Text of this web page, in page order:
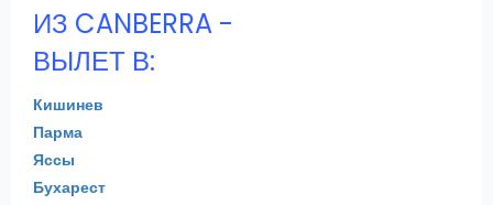
ИЗ CANBERRA -
ВЫЛЕТ В:
Кишинев
Парма
Яссы
Бухарест